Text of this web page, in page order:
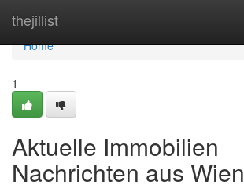
thejillist
Home
Home
1
Aktuelle Immobilien
Nachrichten aus Wien